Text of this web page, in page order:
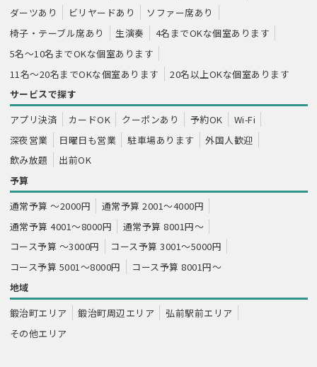
ダーツあり
ビリヤードあり
ソファー席あり
椅子・テーブル席あり
生演奏
4名までOKな個室あります
5名～10名までOKな個室あります
11名～20名までOKな個室あります
20名以上OKな個室あります
サービスで探す
アプリ決済
カードOK クーポンあり 予約OK
Wi-Fi
深夜営業
日曜日も営業 駐車場あります
外国人歓迎
飲み放題
出前OK
予算
通常予算 ～2000円
通常予算 2001～4000円
通常予算 4001～8000円
通常予算 8001円～
コース予算 ～3000円
コース予算 3001～5000円
コース予算 5001～8000円
コース予算 8001円～
地域
鍛治町エリア
鍛治町周辺エリア
弘前駅前エリア
その他エリア